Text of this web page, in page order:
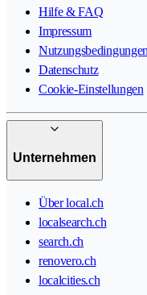
Hilfe & FAQ
Impressum
Datenschutz
Cookie-Einstellungen
Unternehmen
Über local.ch
localsearch.ch
search.ch
renovero.ch
localcities.ch